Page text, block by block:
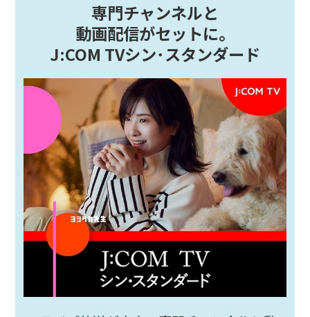
専門チャンネルと
動画配信がセットに。
J:COM TVシン･スタンダード